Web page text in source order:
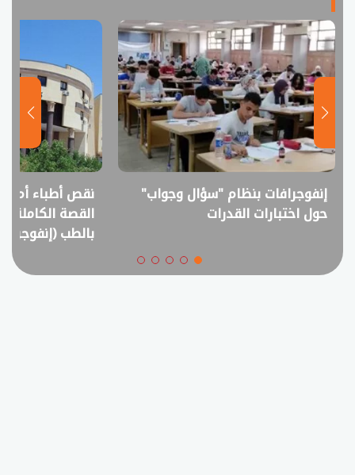
إنفوجرافات بنظام "سؤال وجواب"
حول اختبارات القدرات
نقص أطباء أم
القصة الكاملة
بالطب